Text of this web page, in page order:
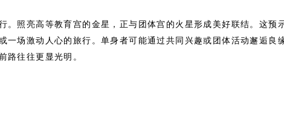
。照亮高等教育宫的金星，正与团体宫的火星形成美好联结。这预
场激动人心的旅行。单身者可能通过共同兴趣或团体活动邂逅良缘
往往更显光明。